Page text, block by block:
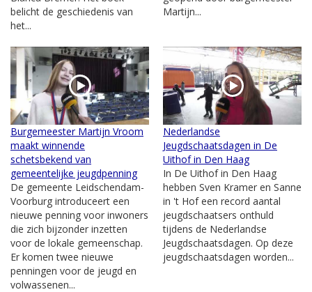
belicht de geschiedenis van
het...
Martijn...
Burgemeester Martijn Vroom
maakt winnende
schetsbekend van
gemeentelijke jeugdpenning
De gemeente Leidschendam-
Voorburg introduceert een
nieuwe penning voor inwoners
die zich bijzonder inzetten
voor de lokale gemeenschap.
Er komen twee nieuwe
penningen voor de jeugd en
volwassenen...
Nederlandse
Jeugdschaatsdagen in De
Uithof in Den Haag
In De Uithof in Den Haag
hebben Sven Kramer en Sanne
in 't Hof een record aantal
jeugdschaatsers onthuld
tijdens de Nederlandse
Jeugdschaatsdagen. Op deze
jeugdschaatsdagen worden...